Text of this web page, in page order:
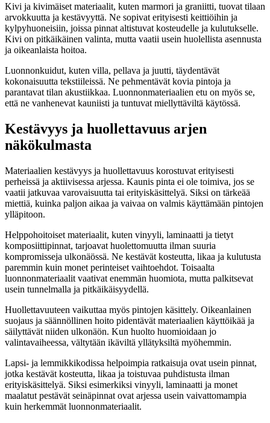
Kivi ja kivimäiset materiaalit, kuten marmori ja graniitti, tuovat tilaan
arvokkuutta ja kestävyyttä. Ne sopivat erityisesti keittiöihin ja
kylpyhuoneisiin, joissa pinnat altistuvat kosteudelle ja kulutukselle.
Kivi on pitkäikäinen valinta, mutta vaatii usein huolellista asennusta
ja oikeanlaista hoitoa.
Luonnonkuidut, kuten villa, pellava ja juutti, täydentävät
kokonaisuutta tekstiileissä. Ne pehmentävät kovia pintoja ja
parantavat tilan akustiikkaa. Luonnonmateriaalien etu on myös se,
että ne vanhenevat kauniisti ja tuntuvat miellyttäviltä käytössä.
Kestävyys ja huollettavuus arjen
näkökulmasta
Materiaalien kestävyys ja huollettavuus korostuvat erityisesti
perheissä ja aktiivisessa arjessa. Kaunis pinta ei ole toimiva, jos se
vaatii jatkuvaa varovaisuutta tai erityiskäsittelyä. Siksi on tärkeää
miettiä, kuinka paljon aikaa ja vaivaa on valmis käyttämään pintojen
ylläpitoon.
Helppohoitoiset materiaalit, kuten vinyyli, laminaatti ja tietyt
komposiittipinnat, tarjoavat huolettomuutta ilman suuria
kompromisseja ulkonäössä. Ne kestävät kosteutta, likaa ja kulutusta
paremmin kuin monet perinteiset vaihtoehdot. Toisaalta
luonnonmateriaalit vaativat enemmän huomiota, mutta palkitsevat
usein tunnelmalla ja pitkäikäisyydellä.
Huollettavuuteen vaikuttaa myös pintojen käsittely. Oikeanlainen
suojaus ja säännöllinen hoito pidentävät materiaalien käyttöikää ja
säilyttävät niiden ulkonäön. Kun huolto huomioidaan jo
valintavaiheessa, vältytään ikäviltä yllätyksiltä myöhemmin.
Lapsi- ja lemmikkikodissa helpoimpia ratkaisuja ovat usein pinnat,
jotka kestävät kosteutta, likaa ja toistuvaa puhdistusta ilman
erityiskäsittelyä. Siksi esimerkiksi vinyyli, laminaatti ja monet
maalatut pestävät seinäpinnat ovat arjessa usein vaivattomampia
kuin herkemmät luonnonmateriaalit.